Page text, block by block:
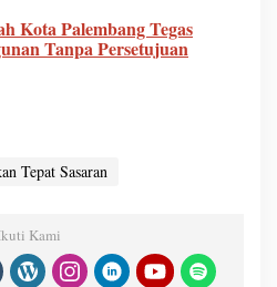
Kota Palembang Tegas
Tanpa Persetujuan
Tepat Sasaran
Kami